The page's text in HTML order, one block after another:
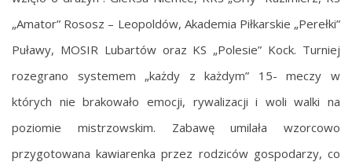
„Amator” Rososz – Leopoldów, Akademia Piłkarskie „Perełki”
Puławy, MOSIR Lubartów oraz KS „Polesie” Kock. Turniej
rozegrano systemem „każdy z każdym” 15- meczy w
których nie brakowało emocji, rywalizacji i woli walki na
poziomie mistrzowskim. Zabawę umilała wzorcowo
przygotowana kawiarenka przez rodziców gospodarzy, co